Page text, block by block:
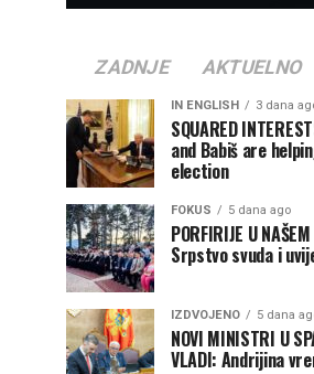
ZADNJE AKTUELNO
IN ENGLISH 3 dana
SQUARED
and Babiš are
election
FOKUS 5 dana ago
PORFIRIJE U
Srpstvo svuda i
IZDVOJENO 5 dana
NOVI MINISTRI U
VLADI: Andrijina